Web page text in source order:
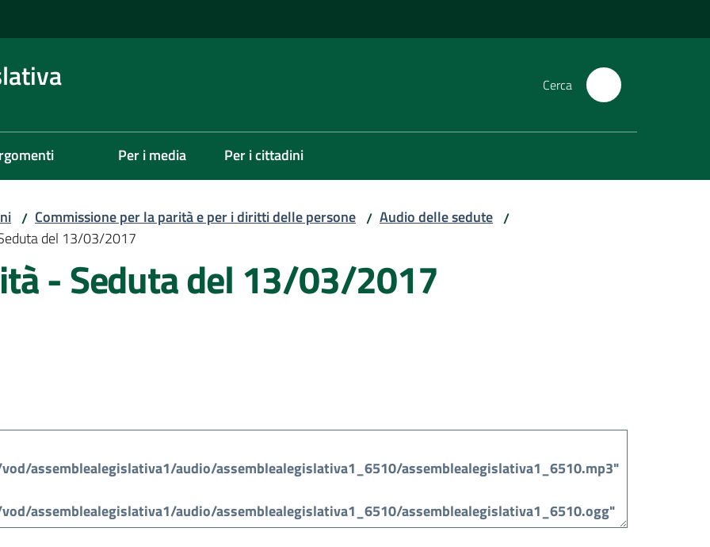
Cerca
Per i media Per i cittadini
/ Commissione per la parità e per i diritti delle persone / Audio delle sedute /
del 13/03/2017
- Seduta del 13/03/2017